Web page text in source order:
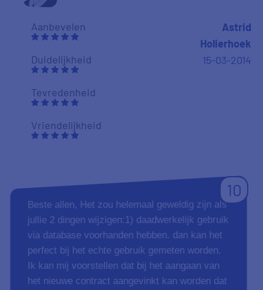
Aanbevelen
Duidelijkheid
Tevredenheid
Vriendelijkheid
Astrid
Holierhoek
15-03-2014
10
Beste allen, Het zou helemaal geweldig zijn als
jullie 2 dingen wijzigen:1) daadwerkelijk gebruik
via database voorhanden hebben. dan kan het
perfect bij het echte gebruik gemeten worden.
Ik kan mij voorstellen dat bij het aangaan van
het nieuwe contract aangevinkt kan worden dat